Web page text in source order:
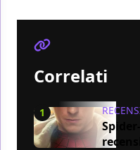
Correlati
1